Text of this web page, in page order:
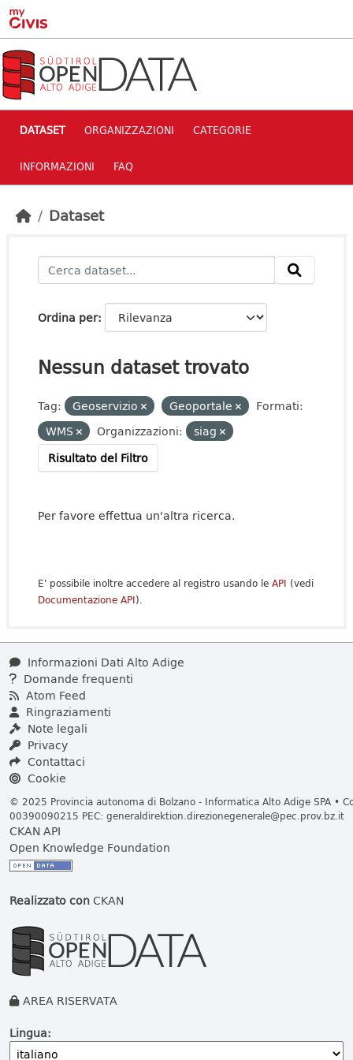
Skip to main content
DATASET ORGANIZZAZIONI CATEGORIE
INFORMAZIONI FAQ
Dataset
Ordina per
Nessun dataset trovato
Tag: Geoservizio Geoportale
Formati:
WMS
Organizzazioni:
siag
Risultato del Filtro
Per favore effettua un'altra ricerca.
E' possibile inoltre accedere al registro usando le API (vedi
Documentazione API).
Informazioni Dati Alto Adige
Domande frequenti
Atom Feed
Ringraziamenti
Note legali
Privacy
Contattaci
Cookie
© 2025 Provincia autonoma di Bolzano - Informatica Alto Adige SPA •
00390090215 PEC: generaldirektion.direzionegenerale@pec.prov.bz.it
CKAN API
Open Knowledge Foundation
Realizzato conCKAN
AREA RISERVATA
Lingua